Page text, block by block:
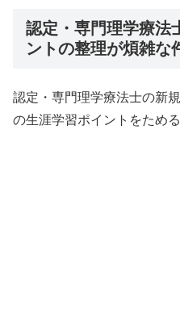
認定・専門理学療法
ントの整理が煩雑な
認定・専門理学療法士の新
の生涯学習ポイントをため